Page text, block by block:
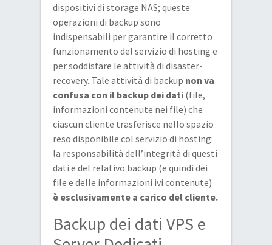
dispositivi di storage NAS; queste
operazioni di backup sono
indispensabili per garantire il corretto
funzionamento del servizio di hosting e
per soddisfare le attività di disaster-
recovery. Tale attività di backup non va
confusa con il backup dei dati (file,
informazioni contenute nei file) che
ciascun cliente trasferisce nello spazio
reso disponibile col servizio di hosting:
la responsabilità dell’integrità di questi
dati e del relativo backup (e quindi dei
file e delle informazioni ivi contenute)
è esclusivamente a carico del cliente.
Backup dei dati VPS e